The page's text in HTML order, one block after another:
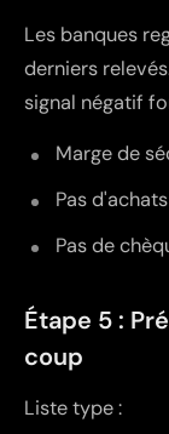
Les banques
derniers
signal négatif
Marge de
Pas
Pas de
Étape 5 :
coup
Liste type :